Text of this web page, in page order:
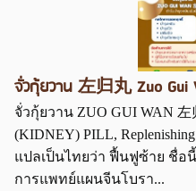
จั่วกุ้ยวาน 左归丸 Zuo Gui
จั่วกุ้ยวาน ZUO GUI WAN 左
(KIDNEY) PILL,
แปลเป็นไทยว่า ฟื้นฟูซ้าย ชื่อ
การแพทย์แผนจีนโบรา...